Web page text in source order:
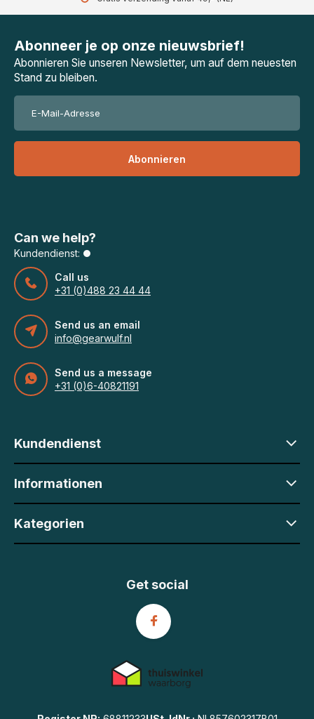
Abonneer je op onze nieuwsbrief!
Abonnieren Sie unseren Newsletter, um auf dem neuesten
Stand zu bleiben.
Abonnieren
Can we help?
Kundendienst:
Call us
+31 (0)488 23 44 44
Send us an email
info@gearwulf.nl
Send us a message
+31 (0)6-40821191
Kundendienst
Informationen
Kategorien
Get social